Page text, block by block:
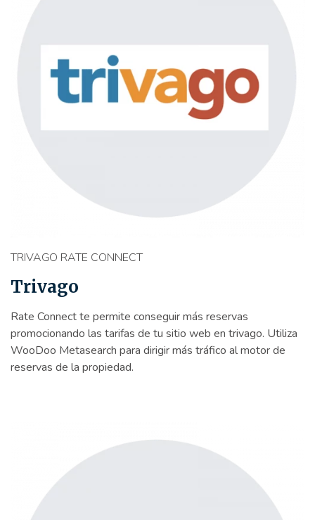
TRIVAGO RATE CONNECT
Trivago
Rate Connect te permite conseguir más reservas
promocionando las tarifas de tu sitio web en trivago. Utiliza
WooDoo Metasearch para dirigir más tráfico al motor de
reservas de la propiedad.